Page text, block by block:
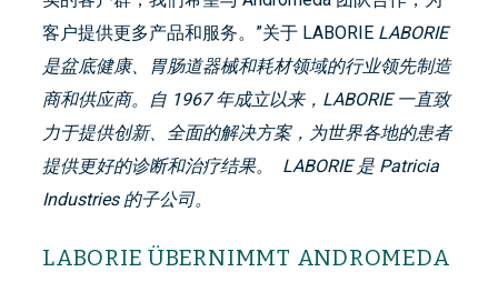
客户提供更多产品和服务。”关于 LABORIE LABORIE
是盆底健康、胃肠道器械和耗材领域的行业领先制造
商和供应商。自 1967 年成立以来，LABORIE 一直致
力于提供创新、全面的解决方案，为世界各地的患者
提供更好的诊断和治疗结果。 LABORIE 是 Patricia
Industries 的子公司。
LABORIE ÜBERNIMMT ANDROMEDA